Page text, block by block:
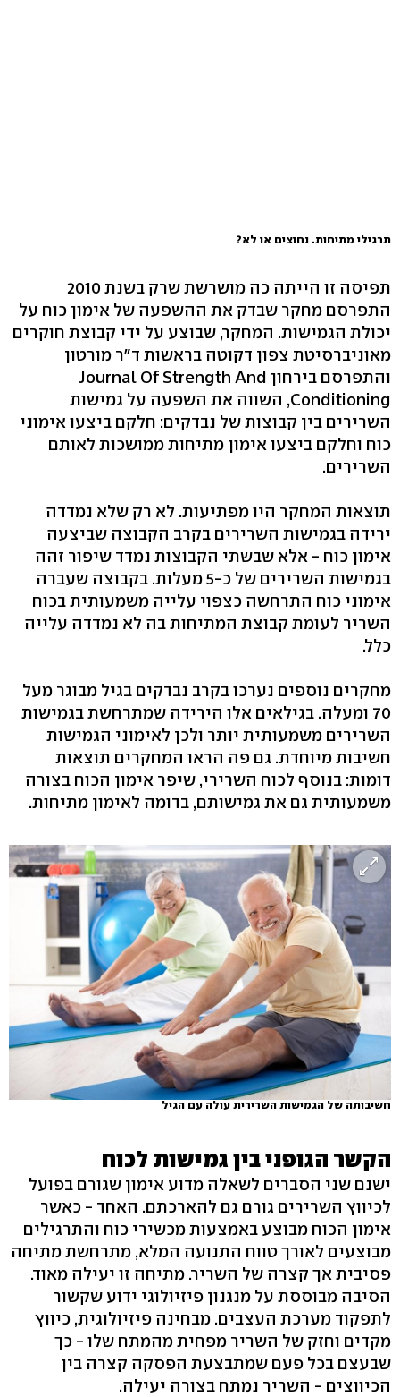
תרגילי מתיחות. נחוצים או לא?
תפיסה זו הייתה כה מושרשת שרק בשנת 2010
התפרסם מחקר שבדק את ההשפעה של אימון כוח על
יכולת הגמישות. המחקר, שבוצע על ידי קבוצת חוקרים
מאוניברסיטת צפון דקוטה בראשות ד"ר מורטון
והתפרסם בירחון Journal Of Strength And
Conditioning, השווה את השפעה על גמישות
השרירים בין קבוצות של נבדקים: חלקם ביצעו אימוני
כוח וחלקם ביצעו אימון מתיחות ממושכות לאותם
השרירים.
תוצאות המחקר היו מפתיעות. לא רק שלא נמדדה
ירידה בגמישות השרירים בקרב הקבוצה שביצעה
אימון כוח - אלא שבשתי הקבוצות נמדד שיפור זהה
בגמישות השרירים של כ-5 מעלות. בקבוצה שעברה
אימוני כוח התרחשה כצפוי עלייה משמעותית בכוח
השריר לעומת קבוצת המתיחות בה לא נמדדה עלייה
כלל.
מחקרים נוספים נערכו בקרב נבדקים בגיל מבוגר מעל
70 ומעלה. בגילאים אלו הירידה שמתרחשת בגמישות
השרירים משמעותית יותר ולכן לאימוני הגמישות
חשיבות מיוחדת. גם פה הראו המחקרים תוצאות
דומות: בנוסף לכוח השרירי, שיפר אימון הכוח בצורה
משמעותית גם את גמישותם, בדומה לאימון מתיחות.
חשיבותה של הגמישות השרירית עולה עם הגיל
הקשר הגופני בין גמישות לכוח
ישנם שני הסברים לשאלה מדוע אימון שגורם בפועל
לכיווץ השרירים גורם גם להארכתם. האחד - כאשר
אימון הכוח מבוצע באמצעות מכשירי כוח והתרגילים
מבוצעים לאורך טווח התנועה המלא, מתרחשת מתיחה
פסיבית אך קצרה של השריר. מתיחה זו יעילה מאוד.
הסיבה מבוססת על מנגנון פיזיולוגי ידוע שקשור
לתפקוד מערכת העצבים. מבחינה פיזיולוגית, כיווץ
מקדים וחזק של השריר מפחית מהמתח שלו - כך
שבעצם בכל פעם שמתבצעת הפסקה קצרה בין
הכיווצים - השריר נמתח בצורה יעילה.